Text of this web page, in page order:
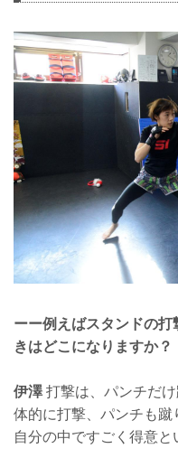
ーー例えばスタンドの
きはどこになりますか？
伊澤打撃は、パンチだ
体的に打撃、パンチも
自分の中ですごく得意と